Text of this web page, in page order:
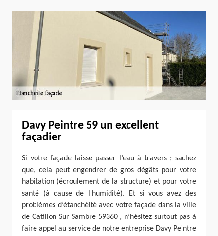
Davy Peintre 59 un excellent
façadier
Si votre façade laisse passer l’eau à travers ; sachez
que, cela peut engendrer de gros dégâts pour votre
habitation (écroulement de la structure) et pour votre
santé (à cause de l’humidité). Et si vous avez des
problèmes d’étanchéité avec votre façade dans la ville
de Catillon Sur Sambre 59360 ; n’hésitez surtout pas à
faire appel au service de notre entreprise Davy Peintre